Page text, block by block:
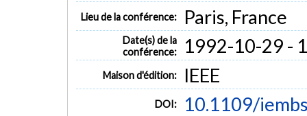
Lieu de la conférence: Paris, France
Date(s) de la
conférence:
1992-10-29 -
Maison d'édition: IEEE
DOI: 10.1109/